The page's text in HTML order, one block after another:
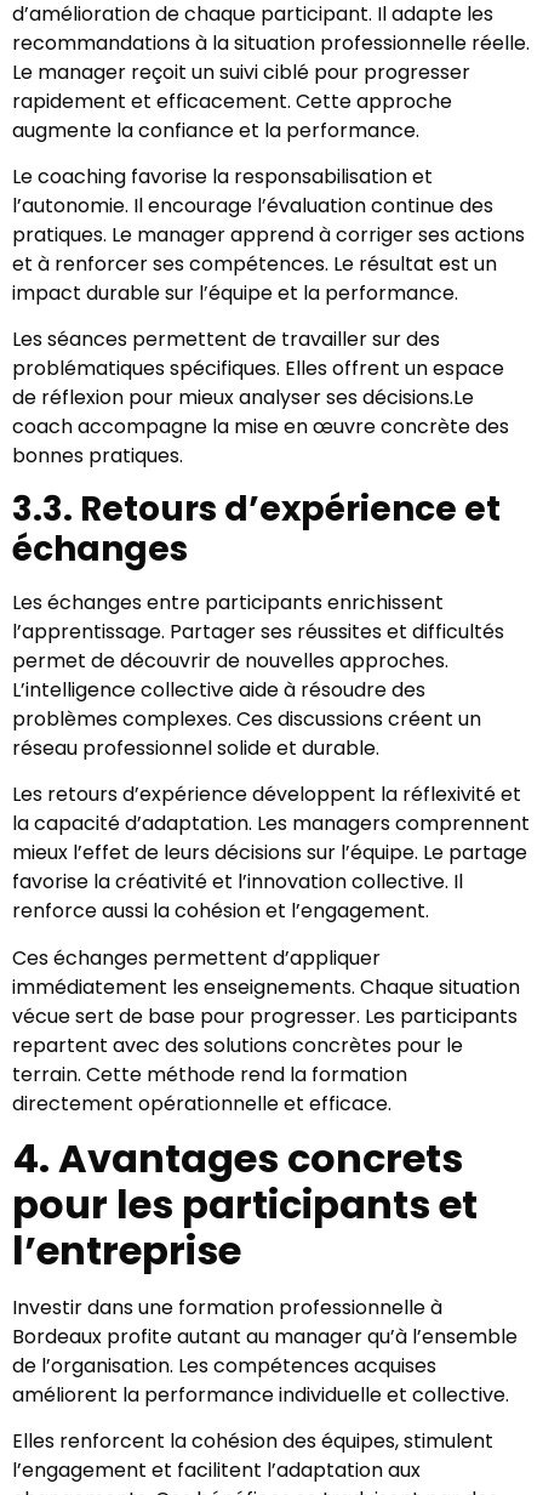
d’amélioration de chaque participant. Il adapte les
recommandations à la situation professionnelle réelle.
Le manager reçoit un suivi ciblé pour progresser
rapidement et efficacement. Cette approche
augmente la confiance et la performance.
Le coaching favorise la responsabilisation et
l’autonomie. Il encourage l’évaluation continue des
pratiques. Le manager apprend à corriger ses actions
et à renforcer ses compétences. Le résultat est un
impact durable sur l’équipe et la performance.
Les séances permettent de travailler sur des
problématiques spécifiques. Elles offrent un espace
de réflexion pour mieux analyser ses décisions.Le
coach accompagne la mise en œuvre concrète des
bonnes pratiques.
3.3. Retours d’expérience et
échanges
Les échanges entre participants enrichissent
l’apprentissage. Partager ses réussites et difficultés
permet de découvrir de nouvelles approches.
L’intelligence collective aide à résoudre des
problèmes complexes. Ces discussions créent un
réseau professionnel solide et durable.
Les retours d’expérience développent la réflexivité et
la capacité d’adaptation. Les managers comprennent
mieux l’effet de leurs décisions sur l’équipe. Le partage
favorise la créativité et l’innovation collective. Il
renforce aussi la cohésion et l’engagement.
Ces échanges permettent d’appliquer
immédiatement les enseignements. Chaque situation
vécue sert de base pour progresser. Les participants
repartent avec des solutions concrètes pour le
terrain. Cette méthode rend la formation
directement opérationnelle et efficace.
4. Avantages concrets
pour les participants et
l’entreprise
Investir dans une formation professionnelle à
Bordeaux profite autant au manager qu’à l’ensemble
de l’organisation. Les compétences acquises
améliorent la performance individuelle et collective.
Elles renforcent la cohésion des équipes, stimulent
l’engagement et facilitent l’adaptation aux